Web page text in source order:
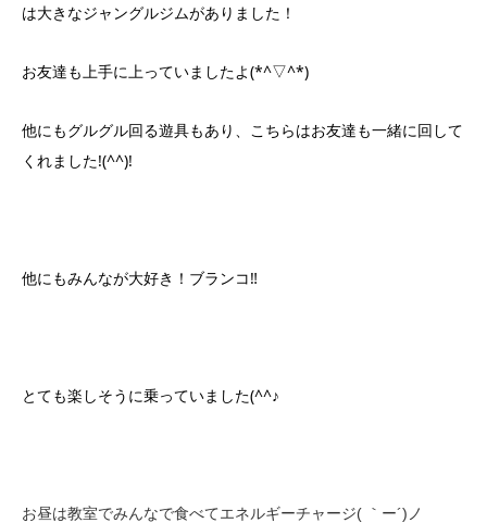
は大きなジャングルジムがありました！
お友達も上手に上っていましたよ(*^▽^*)
他にもグルグル回る遊具もあり、こちらはお友達も一緒に回して
くれました!(^^)!
他にもみんなが大好き！ブランコ‼
とても楽しそうに乗っていました(^^♪
お昼は教室でみんなで食べてエネルギーチャージ( ｀ー´)ノ